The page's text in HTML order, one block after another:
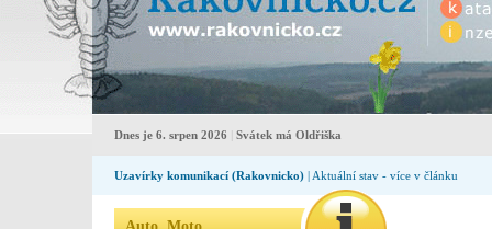
Dnes je 6. srpen 2026 Svátek má Oldřiška
Uzavírky komunikací (Rakovnicko) | Aktuální stav - více v článku